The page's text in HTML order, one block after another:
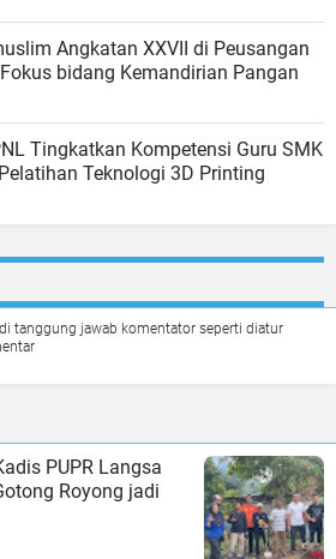
XXVII di Peusangan
Selatan Fokus bidang Kemandirian Pangan
Tingkatkan Kompetensi Guru SMK
Teknologi 3D Printing
tanggung jawab komentator seperti diatur
PUPR Langsa
Royong jadi